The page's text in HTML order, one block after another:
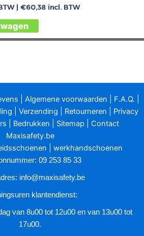
| €60,38 incl. BTW
Dit
product
Deze
kan
gekozen
worden
op
de
Algemene voorwaarden F.A.Q.
Verzending Retourneren
Privacy
Bedrukken Sitemap
Contact
Maxisafety.be
werkhandschoenen
09 253 85 33
info@maxisafety.be
klantendienst:
van 8u00 tot 12u00 en van 13u00 tot
17u00.